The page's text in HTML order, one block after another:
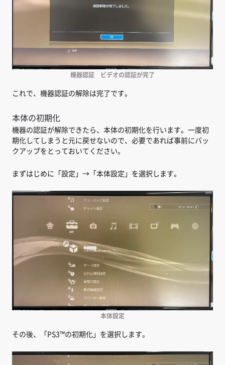
機器認証 ビデオの認証が完了
これで、機器認証の解除は完了です。
本体の初期化
機器の認証が解除できたら、本体の初期化を行います。一度初
期化してしまうと元に戻せないので、必要であれば事前にバッ
クアップをとっておいてください。
まずはじめに「設定」→「本体設定」を選択します。
本体設定
その後、「PS3™の初期化」を選択します。